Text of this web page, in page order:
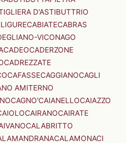
D'ASTIBUTTRIO
CABIATECABRAS
VICONAGO
CADEOCADERZONE
CADREZZATE
CAFASSECAGGIANOCAGLI
AMITERNO
CAGNO'CAIANELLOCAIAZZO
CAIRANOCAIRATE
CALABRITTO
CALAMONACI